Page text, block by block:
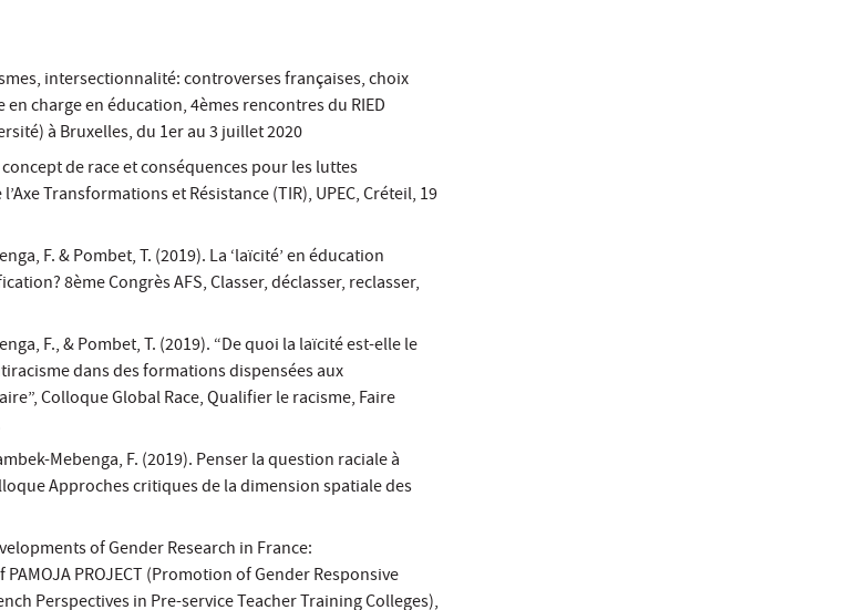
intersectionnalité: controverses françaises, choix
charge en éducation, 4èmes rencontres du RIED
à Bruxelles, du 1er au 3 juillet 2020
de race et conséquences pour les luttes
Transformations et Résistance (TIR), UPEC, Créteil, 19
F. & Pombet, T. (2019). La ‘laïcité’ en éducation
8ème Congrès AFS, Classer, déclasser, reclasser,
F., & Pombet, T. (2019). “De quoi la laïcité est-elle le
dans des formations dispensées aux
Colloque Global Race, Qualifier le racisme, Faire
Mebenga, F. (2019). Penser la question raciale à
Approches critiques de la dimension spatiale des
of Gender Research in France:
PROJECT (Promotion of Gender Responsive
Perspectives in Pre-service Teacher Training Colleges),